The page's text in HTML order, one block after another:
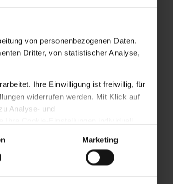
von personenbezogenen Daten.
Dritter, von statistischer Analyse,
Ihre Einwilligung ist freiwillig, für
widerrufen werden. Mit Klick auf
Analyse- und
mit der EU vergleichbares
staatliche Stelle besteht. Weitere
Marketing
Leben prägt und
sind.
die Dinge bisweilen
Sohn, unseren